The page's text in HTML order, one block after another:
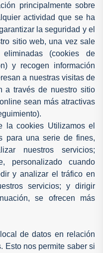
principalmente sobre
actividad que se ha
la seguridad y el
sitio web, una vez sale
(cookies de
y recogen información
a nuestras visitas de
a través de nuestro sitio
sean más atractivas
la cookies Utilizamos el
para una serie de fines,
nuestros servicios;
personalizado cuando
y analizar el tráfico en
servicios; y dirigir
se ofrecen más
de datos en relación
Esto nos permite saber si